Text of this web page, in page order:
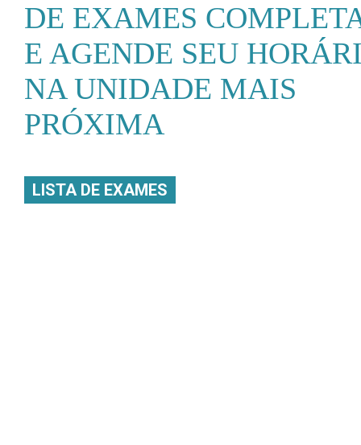
DE EXAMES
E AGENDE SEU
NA UNIDADE MAIS
PRÓXIMA
LISTA DE EXAMES